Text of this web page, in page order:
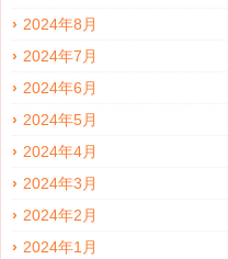
2024年8月
2024年7月
2024年6月
2024年5月
2024年4月
2024年3月
2024年2月
2024年1月